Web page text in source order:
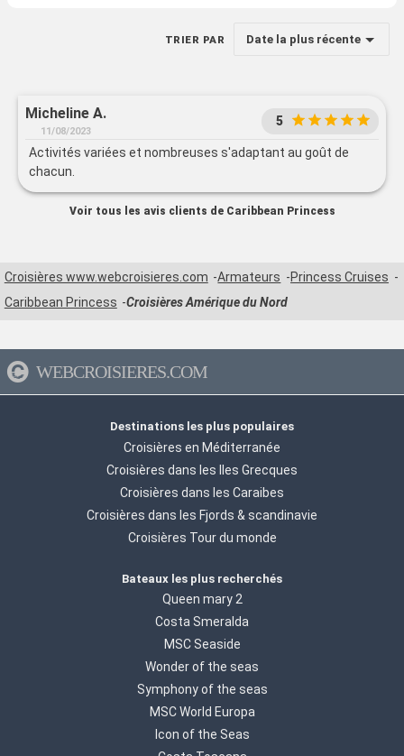
TRIER PAR Date la plus récente
Micheline A.
11/08/2023
5
Activités variées et nombreuses s'adaptant au goût de
chacun.
Voir tous les avis clients de Caribbean Princess
Croisières www.webcroisieres.com Armateurs
Princess Cruises
Caribbean Princess
Croisières Amérique du Nord
WEBCROISIERES.COM
Destinations les plus populaires
Croisières en Méditerranée
Croisières dans les Iles Grecques
Croisières dans les Caraibes
Croisières dans les Fjords & scandinavie
Croisières Tour du monde
Bateaux les plus recherchés
Queen mary 2
Costa Smeralda
MSC Seaside
Wonder of the seas
Symphony of the seas
MSC World Europa
Icon of the Seas